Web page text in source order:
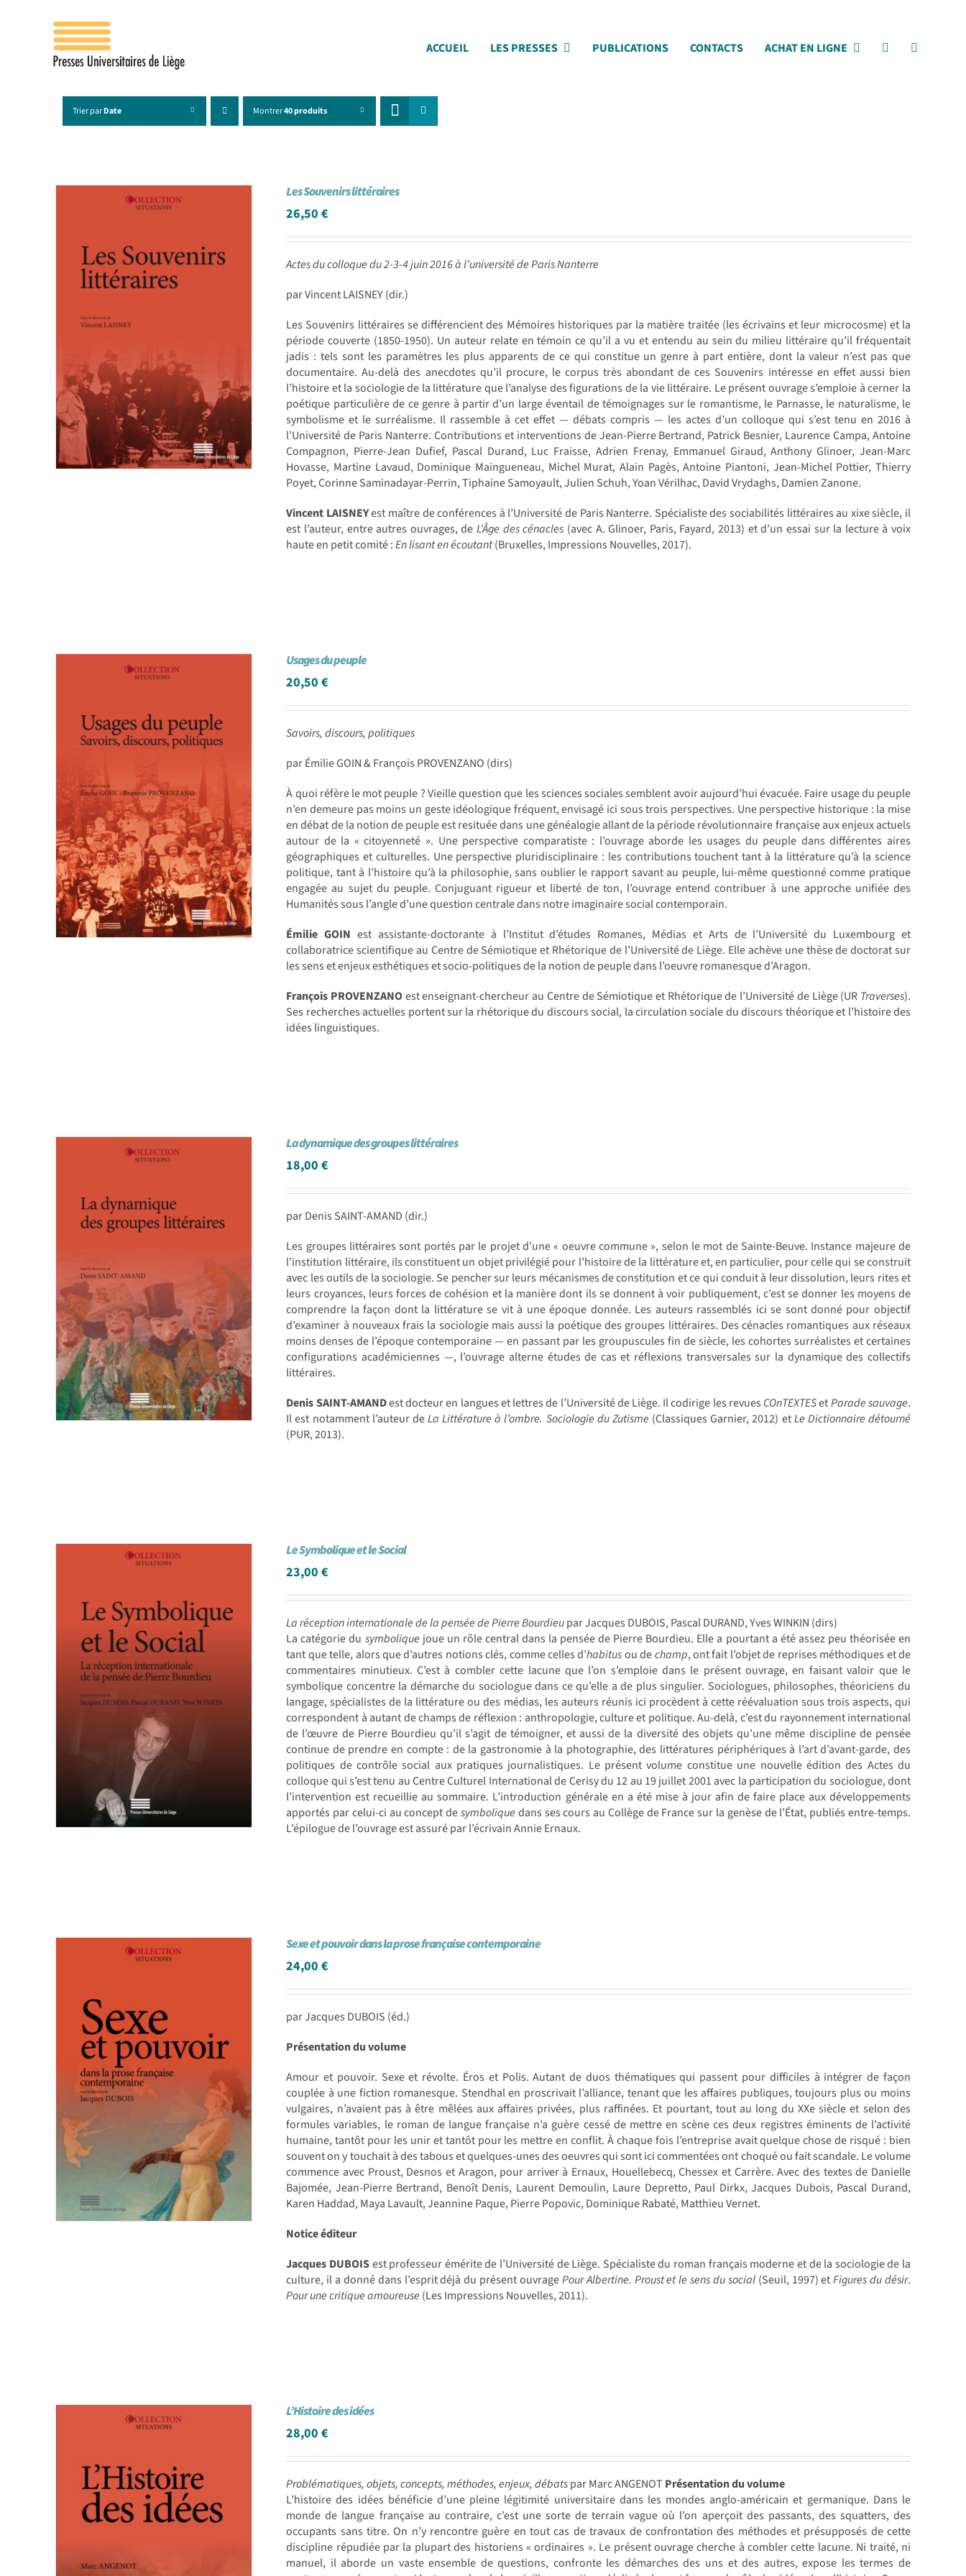
ACCUEIL LES PRESSES PUBLICATIONS CONTACTS ACHAT EN LIGNE
Trier parDate Montrer40 produits
Les Souvenirs littéraires
26,50€
Actes du colloque du 2-3-4 juin 2016 à l’université de Paris Nanterre
par Vincent LAISNEY (dir.)
Les Souvenirs littéraires se différencient des Mémoires historiques par la matière traitée (les écrivains et leur microcosme) et la
période couverte (1850-1950). Un auteur relate en témoin ce qu’il a vu et entendu au sein du milieu littéraire qu’il fréquentait
jadis : tels sont les paramètres les plus apparents de ce qui constitue un genre à part entière, dont la valeur n’est pas que
documentaire. Au-delà des anecdotes qu’il procure, le corpus très abondant de ces Souvenirs intéresse en effet aussi bien
l’histoire et la sociologie de la littérature que l’analyse des figurations de la vie littéraire. Le présent ouvrage s’emploie à cerner la
poétique particulière de ce genre à partir d’un large éventail de témoignages sur le romantisme, le Parnasse, le naturalisme, le
symbolisme et le surréalisme. Il rassemble à cet effet — débats compris — les actes d’un colloque qui s’est tenu en 2016 à
l’Université de Paris Nanterre. Contributions et interventions de Jean-Pierre Bertrand, Patrick Besnier, Laurence Campa, Antoine
Compagnon, Pierre-Jean Dufief, Pascal Durand, Luc Fraisse, Adrien Frenay, Emmanuel Giraud, Anthony Glinoer, Jean-Marc
Hovasse, Martine Lavaud, Dominique Maingueneau, Michel Murat, Alain Pagès, Antoine Piantoni, Jean-Michel Pottier, Thierry
Poyet, Corinne Saminadayar-Perrin, Tiphaine Samoyault, Julien Schuh, Yoan Vérilhac, David Vrydaghs, Damien Zanone.
Vincent LAISNEYest maître de conférences à l’Université de Paris Nanterre. Spécialiste des sociabilités littéraires au xixe siècle, il
est l’auteur, entre autres ouvrages, de L’Âge des cénacles (avec A. Glinoer, Paris, Fayard, 2013) et d’un essai sur la lecture à voix
haute en petit comité :En lisant en écoutant(Bruxelles, Impressions Nouvelles, 2017).
Usages du peuple
20,50€
Savoirs, discours, politiques
par Émilie GOIN & François PROVENZANO (dirs)
À quoi réfère le mot peuple ? Vieille question que les sciences sociales semblent avoir aujourd’hui évacuée. Faire usage du peuple
n’en demeure pas moins un geste idéologique fréquent, envisagé ici sous trois perspectives. Une perspective historique : la mise
en débat de la notion de peuple est resituée dans une généalogie allant de la période révolutionnaire française aux enjeux actuels
autour de la « citoyenneté ». Une perspective comparatiste : l’ouvrage aborde les usages du peuple dans différentes aires
géographiques et culturelles. Une perspective pluridisciplinaire : les contributions touchent tant à la littérature qu’à la science
politique, tant à l’histoire qu’à la philosophie, sans oublier le rapport savant au peuple, lui-même questionné comme pratique
engagée au sujet du peuple. Conjuguant rigueur et liberté de ton, l’ouvrage entend contribuer à une approche unifiée des
Humanités sous l’angle d’une question centrale dans notre imaginaire social contemporain.
Émilie GOIN est assistante-doctorante à l’Institut d’études Romanes, Médias et Arts de l’Université du Luxembourg et
collaboratrice scientifique au Centre de Sémiotique et Rhétorique de l’Université de Liège. Elle achève une thèse de doctorat sur
les sens et enjeux esthétiques et socio-politiques de la notion de peuple dans l’oeuvre romanesque d’Aragon.
François PROVENZANOest enseignant-chercheur au Centre de Sémiotique et Rhétorique de l’Université de Liège (UR Traverses).
Ses recherches actuelles portent sur la rhétorique du discours social, la circulation sociale du discours théorique et l’histoire des
idées linguistiques.
La dynamique des groupes littéraires
18,00€
par Denis SAINT-AMAND (dir.)
Les groupes littéraires sont portés par le projet d’une « oeuvre commune », selon le mot de Sainte-Beuve. Instance majeure de
l’institution littéraire, ils constituent un objet privilégié pour l’histoire de la littérature et, en particulier, pour celle qui se construit
avec les outils de la sociologie. Se pencher sur leurs mécanismes de constitution et ce qui conduit à leur dissolution, leurs rites et
leurs croyances, leurs forces de cohésion et la manière dont ils se donnent à voir publiquement, c’est se donner les moyens de
comprendre la façon dont la littérature se vit à une époque donnée. Les auteurs rassemblés ici se sont donné pour objectif
d’examiner à nouveaux frais la sociologie mais aussi la poétique des groupes littéraires. Des cénacles romantiques aux réseaux
moins denses de l’époque contemporaine — en passant par les groupuscules fin de siècle, les cohortes surréalistes et certaines
configurations académiciennes —, l’ouvrage alterne études de cas et réflexions transversales sur la dynamique des collectifs
littéraires.
Denis SAINT-AMANDest docteur en langues et lettres de l’Université de Liège. Il codirige les revues COnTEXTESetParade sauvage.
Il est notamment l’auteur deLa Littérature à l’ombre. Sociologie du Zutisme (Classiques Garnier, 2012) etLe Dictionnaire détourné
(PUR, 2013).
Le Symbolique et le Social
23,00€
La réception internationale de la pensée de Pierre Bourdieupar Jacques DUBOIS, Pascal DURAND, Yves WINKIN (dirs)
La catégorie du symbolique joue un rôle central dans la pensée de Pierre Bourdieu. Elle a pourtant a été assez peu théorisée en
tant que telle, alors que d’autres notions clés, comme celles d’habitusou dechamp, ont fait l’objet de reprises méthodiques et de
commentaires minutieux. C’est à combler cette lacune que l’on s’emploie dans le présent ouvrage, en faisant valoir que le
symbolique concentre la démarche du sociologue dans ce qu’elle a de plus singulier. Sociologues, philosophes, théoriciens du
langage, spécialistes de la littérature ou des médias, les auteurs réunis ici procèdent à cette réévaluation sous trois aspects, qui
correspondent à autant de champs de réflexion : anthropologie, culture et politique. Au-delà, c’est du rayonnement international
de l’œuvre de Pierre Bourdieu qu’il s’agit de témoigner, et aussi de la diversité des objets qu’une même discipline de pensée
continue de prendre en compte : de la gastronomie à la photographie, des littératures périphériques à l’art d’avant-garde, des
politiques de contrôle social aux pratiques journalistiques. Le présent volume constitue une nouvelle édition des Actes du
colloque qui s’est tenu au Centre Culturel International de Cerisy du 12 au 19 juillet 2001 avec la participation du sociologue, dont
l’intervention est recueillie au sommaire. L’introduction générale en a été mise à jour afin de faire place aux développements
apportés par celui-ci au concept desymbolique dans ses cours au Collège de France sur la genèse de l’État, publiés entre-temps.
L’épilogue de l’ouvrage est assuré par l’écrivain Annie Ernaux.
Sexe et pouvoir dans la prose française contemporaine
24,00€
par Jacques DUBOIS (éd.)
Présentation du volume
Amour et pouvoir. Sexe et révolte. Éros et Polis. Autant de duos thématiques qui passent pour difficiles à intégrer de façon
couplée à une fiction romanesque. Stendhal en proscrivait l’alliance, tenant que les affaires publiques, toujours plus ou moins
vulgaires, n’avaient pas à être mêlées aux affaires privées, plus raffinées. Et pourtant, tout au long du XXe siècle et selon des
formules variables, le roman de langue française n’a guère cessé de mettre en scène ces deux registres éminents de l’activité
humaine, tantôt pour les unir et tantôt pour les mettre en conflit. À chaque fois l’entreprise avait quelque chose de risqué : bien
souvent on y touchait à des tabous et quelques-unes des oeuvres qui sont ici commentées ont choqué ou fait scandale. Le volume
commence avec Proust, Desnos et Aragon, pour arriver à Ernaux, Houellebecq, Chessex et Carrère. Avec des textes de Danielle
Bajomée, Jean-Pierre Bertrand, Benoît Denis, Laurent Demoulin, Laure Depretto, Paul Dirkx, Jacques Dubois, Pascal Durand,
Karen Haddad, Maya Lavault, Jeannine Paque, Pierre Popovic, Dominique Rabaté, Matthieu Vernet.
Notice éditeur
Jacques DUBOISest professeur émérite de l’Université de Liège. Spécialiste du roman français moderne et de la sociologie de la
culture, il a donné dans l’esprit déjà du présent ouvragePour Albertine. Proust et le sens du social(Seuil, 1997) etFigures du désir.
Pour une critique amoureuse (Les Impressions Nouvelles, 2011).
L’Histoire des idées
28,00€
Problématiques, objets, concepts, méthodes, enjeux, débatspar Marc ANGENOT Présentation du volume
L’histoire des idées bénéficie d’une pleine légitimité universitaire dans les mondes anglo-américain et germanique. Dans le
monde de langue française au contraire, c’est une sorte de terrain vague où l’on aperçoit des passants, des squatters, des
occupants sans titre. On n’y rencontre guère en tout cas de travaux de confrontation des méthodes et présupposés de cette
discipline répudiée par la plupart des historiens « ordinaires ». Le présent ouvrage cherche à combler cette lacune. Ni traité, ni
manuel, il aborde un vaste ensemble de questions, confronte les démarches des uns et des autres, expose les termes de